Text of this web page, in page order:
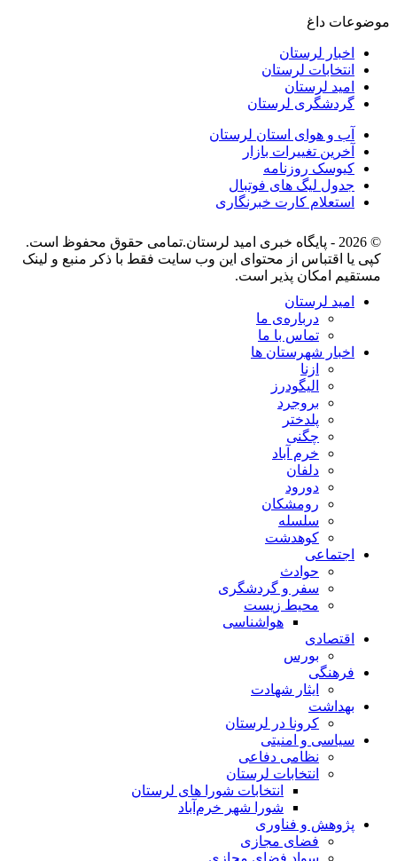
موضوعات داغ
اخبار لرستان
انتخابات لرستان
امید لرستان
گردشگری لرستان
آب و هوای استان لرستان
آخرین تغییرات بازار
کیوسک روزنامه
جدول لیگ های فوتبال
استعلام کارت خبرنگاری
© 2026 - پایگاه خبری اميد لرستان.تمامی حقوق محفوظ است.
کپی یا اقتباس از محتوای این وب سایت فقط با ذکر منبع و لینک
مستقیم امکان پذیر است.
امید لرستان
درباره‌ی ما
تماس با ما
اخبار شهرستان ها
ازنا
الیگودرز
بروجرد
پلدختر
چگنی
خرم آباد
دلفان
دورود
رومشکان
سلسله
کوهدشت
اجتماعی
حوادث
سفر و گردشگری
محیط زیست
هواشناسی
اقتصادی
بورس
فرهنگی
ایثار شهادت
بهداشت
کرونا در لرستان
سیاسی و امنیتی
نظامی دفاعی
انتخابات لرستان
انتخابات شورا های لرستان
شورا شهر خرم‌آباد
پژوهش و فناوری
فضای مجازی
سواد فضای مجازی